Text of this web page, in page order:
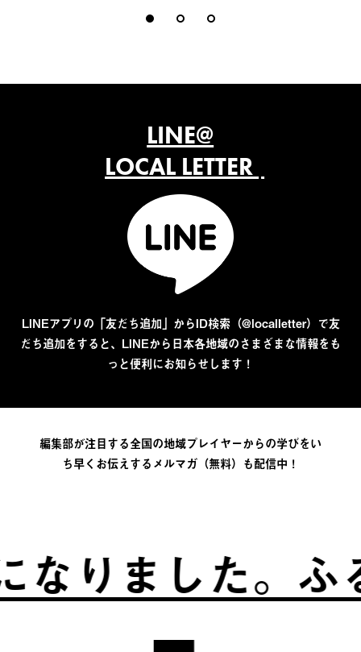
LINE@
LOCAL LETTER
LINEアプリの「友だち追加」からID検索（@localletter）で友
だち追加をすると、LINEから日本各地域のさまざまな情報をも
っと便利にお知らせします！
編集部が注目する全国の地域プレイヤーからの学びをい
ち早くお伝えするメルマガ（無料）も配信中！
た。ふるさと